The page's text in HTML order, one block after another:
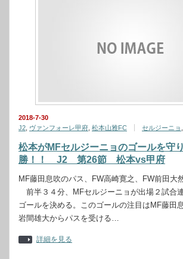
2018-7-30
J2 ヴァンフォーレ甲府 松本山雅FC セルジーニョ
松本がMFセルジーニョのゴールを守
勝！！ J2 第26節 松本vs甲府
MF藤田息吹のパス、FW高崎寛之、FW前田大
前半３４分、MFセルジーニョが出場２試合
ゴールを決める。このゴールの注目はMF藤田
岩間雄大からパスを受ける…
詳細を見る